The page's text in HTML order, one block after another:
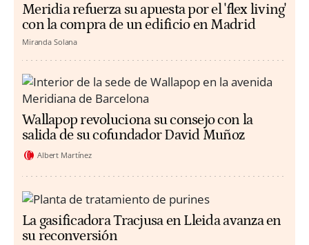
Meridia refuerza su apuesta por el 'flex living'
con la compra de un edificio en Madrid
Miranda Solana
Wallapop revoluciona su consejo con la
salida de su cofundador David Muñoz
Albert Martínez
La gasificadora Tracjusa en Lleida avanza en
su reconversión